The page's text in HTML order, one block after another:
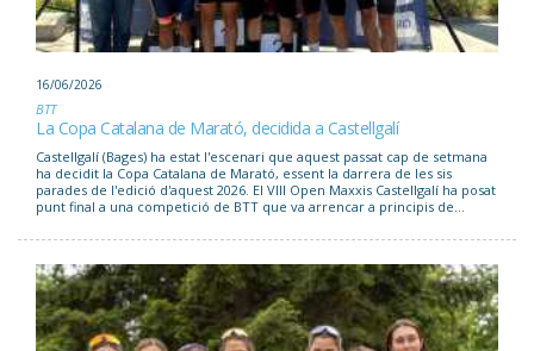
16/06/2026
BTT
La Copa Catalana de Marató, decidida a Castellgalí
Castellgalí (Bages) ha estat l'escenari que aquest passat cap de setmana
ha decidit la Copa Catalana de Marató, essent la darrera de les sis
parades de l'edició d'aquest 2026. El VIII Open Maxxis Castellgalí ha posat
punt final a una competició de BTT que va arrencar a principis de...